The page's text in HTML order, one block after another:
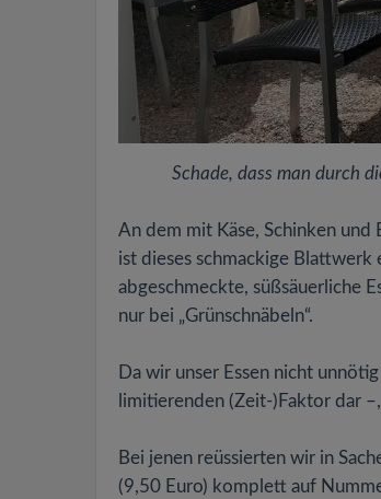
Schade, dass man durch
An dem mit Käse, Schinken
ist dieses schmackige Blattwerk
abgeschmeckte, süßsäuerliche
nur bei „Grünschnäbeln“.
Da wir unser Essen nicht
limitierenden (Zeit-)Faktor dar
Bei jenen reüssierten wir in
(9,50 Euro) komplett auf